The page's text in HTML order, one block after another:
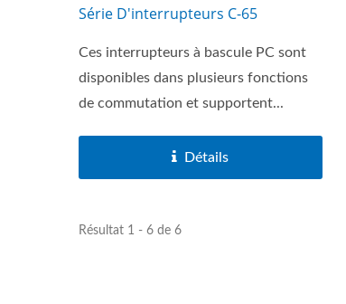
Série D'interrupteurs C-65
Ces interrupteurs à bascule PC sont
disponibles dans plusieurs fonctions
de commutation et supportent...
Détails
Résultat 1 - 6 de 6